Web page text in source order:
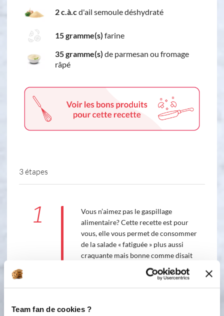
Team fan de cookies ?
2 c.à.cd'ail semoule déshydraté
15 gramme(s) farine
35 gramme(s) de parmesan ou fromage
râpé
3 étapes
1
Vous n’aimez pas le gaspillage
alimentaire? Cette recette est pour
vous, elle vous permet de consommer
de la salade « fatiguée » plus aussi
craquante mais bonne comme disait
ma maman ou de la salade montée
sans les côtes. Cuire au préalable
refroidir). Préchauffer le four à